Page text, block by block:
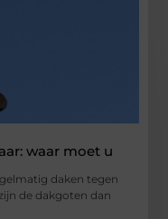
waar moet u
daken tegen
de dakgoten dan